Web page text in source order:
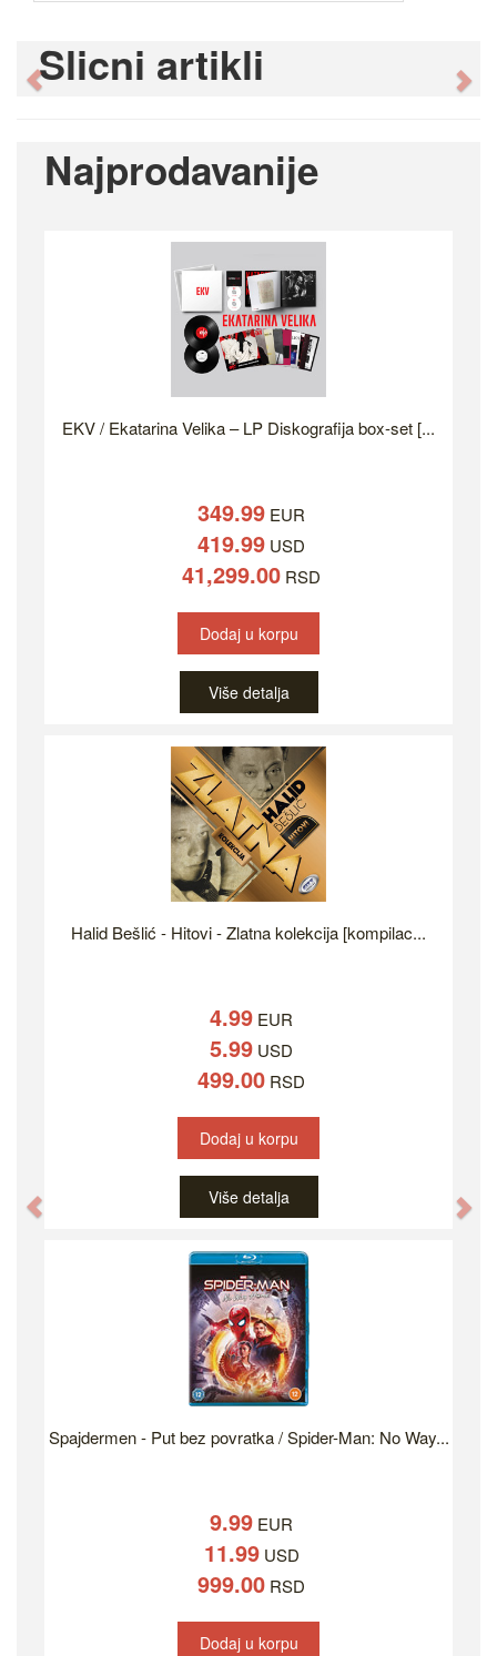
Slicni artikli
Previous
Najprodavanije
EKV / Ekatarina Velika – LP Diskografija box-set [...
349.99 EUR
419.99 USD
41,299.00 RSD
Dodaj u korpu
Više detalja
Halid Bešlić - Hitovi - Zlatna kolekcija [kompilac...
4.99 EUR
5.99 USD
499.00 RSD
Dodaj u korpu
Više detalja
Spajdermen - Put bez povratka / Spider-Man: No Way...
9.99 EUR
11.99USD
999.00 RSD
Dodaj u korpu